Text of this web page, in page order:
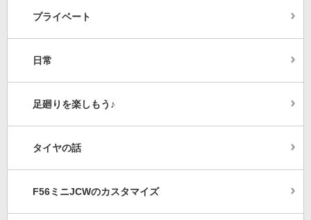
プライベート
日常
足廻りを楽しもう♪
タイヤの話
F56ミニJCWのカスタマイズ